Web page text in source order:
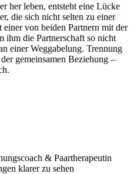
her leben, entsteht eine Lücke
die sich nicht selten zu einer
von beiden Partnern mit der
ihm die Partnerschaft so nicht
einer Weggabelung. Trennung
gemeinsamen Beziehung –
& Paartherapeutin
klarer zu sehen